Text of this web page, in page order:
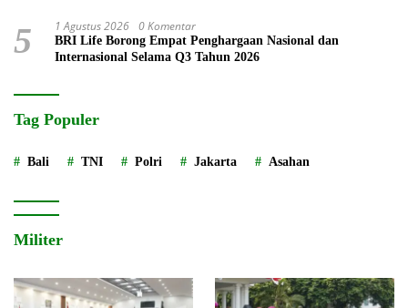
5 1 Agustus 2026 0 Komentar
BRI Life Borong Empat Penghargaan Nasional dan
Internasional Selama Q3 Tahun 2026
Tag Populer
Bali TNI Polri Jakarta Asahan
Militer